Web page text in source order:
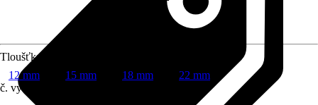
Tloušťka
12 mm
15 mm 18 mm
22 mm
č. výrobku